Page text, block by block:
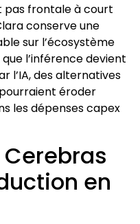
pas frontale à court
conserve une
sur l’écosystème
l’inférence devient
l’IA, des alternatives
éroder
les dépenses capex
en